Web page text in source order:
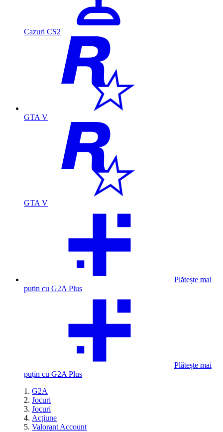
Cazuri CS2
GTA V
GTA V
Plătește mai
puțin cu G2A Plus
Plătește mai
puțin cu G2A Plus
G2A
Jocuri
Jocuri
Acțiune
Valorant Account